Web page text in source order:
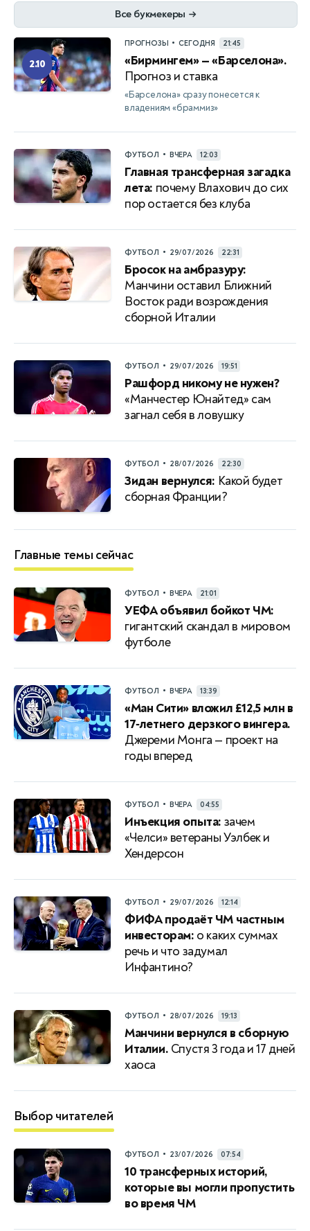
Все букмекеры →
2.10
ПРОГНОЗЫ • СЕГОДНЯ 21:45
«Бирмингем» — «Барселона».
Прогноз и ставка
«Барселона» сразу понесется к
владениям «браммиз»
ФУТБОЛ • ВЧЕРА 12:03
Главная трансферная загадка
лета: почему Влахович до сих
пор остается без клуба
ФУТБОЛ • 29/07/2026 22:31
Бросок на амбразуру:
Манчини оставил Ближний
Восток ради возрождения
сборной Италии
ФУТБОЛ • 29/07/2026 19:51
Рашфорд никому не нужен?
«Манчестер Юнайтед» сам
загнал себя в ловушку
ФУТБОЛ • 28/07/2026 22:30
Зидан вернулся: Какой будет
сборная Франции?
Главные темы сейчас
ФУТБОЛ • ВЧЕРА 21:01
УЕФА объявил бойкот ЧМ:
гигантский скандал в мировом
футболе
ФУТБОЛ • ВЧЕРА 13:39
«Ман Сити» вложил £12,5 млн в
17‑летнего дерзкого вингера.
Джереми Монга — проект на
годы вперед
ФУТБОЛ • ВЧЕРА 04:55
Инъекция опыта: зачем
«Челси» ветераны Уэлбек и
Хендерсон
ФУТБОЛ • 29/07/2026 12:14
ФИФА продаёт ЧМ частным
инвесторам: о каких суммах
речь и что задумал
Инфантино?
ФУТБОЛ • 28/07/2026 19:13
Манчини вернулся в сборную
Италии. Спустя 3 года и 17 дней
хаоса
Выбор читателей
ФУТБОЛ • 23/07/2026 07:54
10 трансферных историй,
которые вы могли пропустить
во время ЧМ